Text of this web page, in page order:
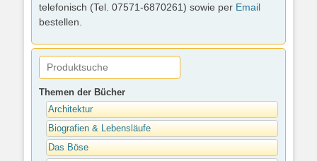
telefonisch (Tel. 07571-6870261) sowie per Email
bestellen.
Themen der Bücher
Architektur
Biografien & Lebensläufe
Das Böse